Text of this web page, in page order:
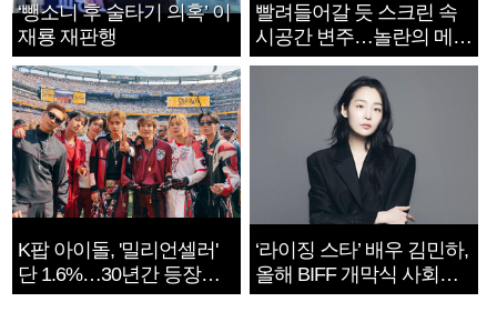
‘뺑소니 후 술타기 의혹’ 이
재룡 재판행
빨려들어갈 듯 스크린 속
시공간 변주…놀란의 메시
지는 ‘전쟁 속죄’
K팝 아이돌, '밀리언셀러'
단 1.6%…30년간 등장
1182개팀 전수조사
‘라이징 스타’ 배우 김민하,
올해 BIFF 개막식 사회자
확정